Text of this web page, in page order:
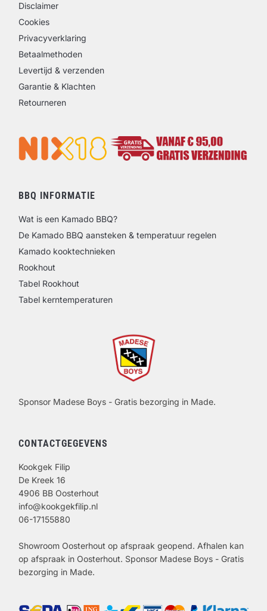
Disclaimer
Cookies
Privacyverklaring
Betaalmethoden
Levertijd & verzenden
Garantie & Klachten
Retourneren
BBQ INFORMATIE
Wat is een Kamado BBQ?
De Kamado BBQ aansteken & temperatuur regelen
Kamado kooktechnieken
Rookhout
Tabel Rookhout
Tabel kerntemperaturen
Sponsor Madese Boys - Gratis bezorging in Made.
CONTACTGEGEVENS
Kookgek Filip
De Kreek 16
4906 BB Oosterhout
info@kookgekfilip.nl
06-17155880
Showroom Oosterhout op afspraak geopend. Afhalen kan
op afspraak in Oosterhout. Sponsor Madese Boys - Gratis
bezorging in Made.